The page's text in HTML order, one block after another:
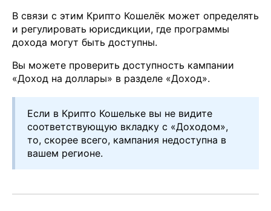
В связи с этим Крипто Кошелёк может определять
и регулировать юрисдикции, где программы
дохода могут быть доступны.
Вы можете проверить доступность кампании
«Доход на доллары» в разделе «Доход».
Если в Крипто Кошельке вы не видите
соответствующую вкладку с «Доходом»,
то, скорее всего, кампания недоступна в
вашем регионе.